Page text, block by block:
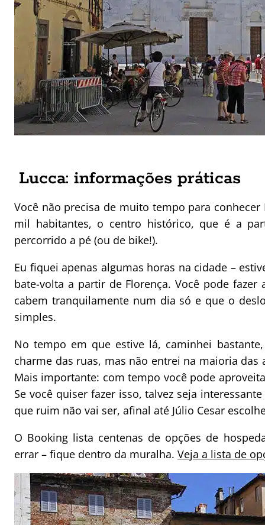
Lucca: informações práticas
Você não precisa de muito tempo para
mil habitantes, o centro histórico, que é a
percorrido a pé (ou de bike!).
Eu fiquei apenas algumas horas na cidade –
bate-volta a partir de Florença. Você pode
cabem tranquilamente num dia só e que o
simples.
No tempo em que estive lá, caminhei
charme das ruas, mas não entrei na maioria
Mais importante: com tempo você pode
Se você quiser fazer isso, talvez seja
que ruim não vai ser, afinal até Júlio Cesar
O Booking lista centenas de opções de
errar – fique dentro da muralha. Veja a lista de